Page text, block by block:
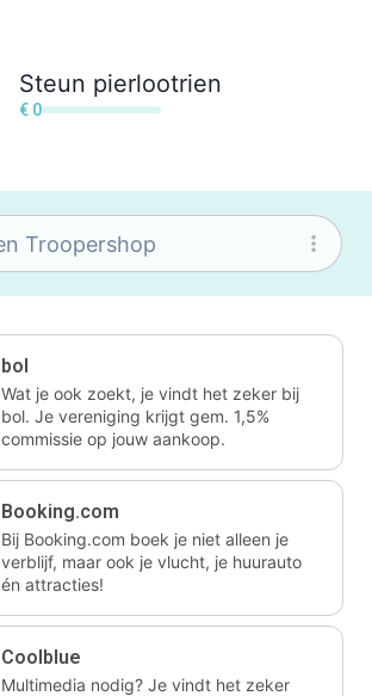
Steun pierlootrien
€ 0
bol
Wat je ook zoekt, je vindt het zeker bij
bol. Je vereniging krijgt gem. 1,5%
commissie op jouw aankoop.
Booking.com
Bij Booking.com boek je niet alleen je
verblijf, maar ook je vlucht, je huurauto
én attracties!
Coolblue
Multimedia nodig? Je vindt het zeker